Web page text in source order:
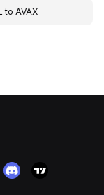
to AVAX